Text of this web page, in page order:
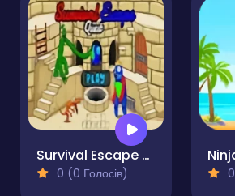
Survival Escape Quest
0 (0 Голосів)